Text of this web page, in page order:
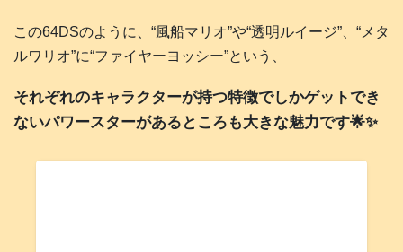
この64DSのように、“風船マリオ”や“透明ルイージ”、“メタ
ルワリオ”に“ファイヤーヨッシー”という、
それぞれのキャラクターが持つ特徴でしかゲットでき
ないパワースターがあるところも大きな魅力です🌟✨